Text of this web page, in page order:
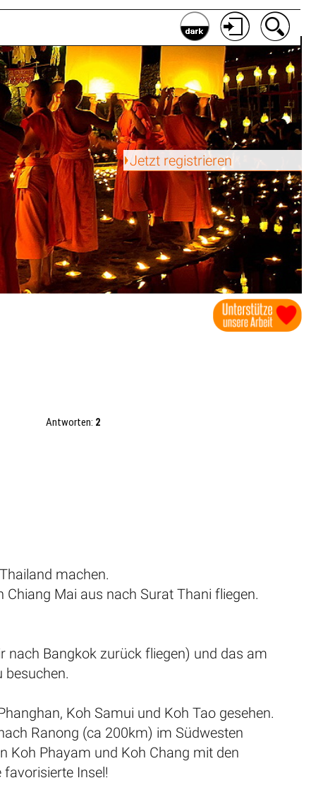
Jetzt registrieren
Antworten: 2
machen.
Mai aus nach Surat Thani fliegen.
nach Bangkok zurück fliegen) und das am
besuchen.
Koh Samui und Koh Tao gesehen.
Ranong (ca 200km) im Südwesten
Koh Phayam und Koh Chang mit den
Insel!